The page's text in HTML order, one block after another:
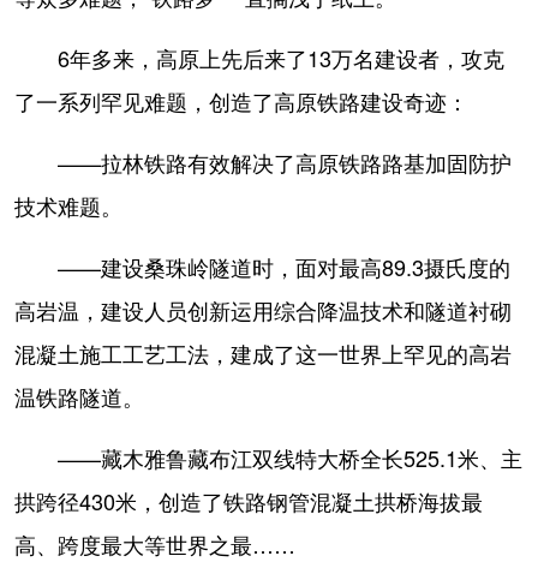
6年多来，高原上先后来了13万名建设者，攻克
了一系列罕见难题，创造了高原铁路建设奇迹：
——拉林铁路有效解决了高原铁路路基加固防护
技术难题。
——建设桑珠岭隧道时，面对最高89.3摄氏度的
高岩温，建设人员创新运用综合降温技术和隧道衬砌
混凝土施工工艺工法，建成了这一世界上罕见的高岩
温铁路隧道。
——藏木雅鲁藏布江双线特大桥全长525.1米、主
拱跨径430米，创造了铁路钢管混凝土拱桥海拔最
高、跨度最大等世界之最……